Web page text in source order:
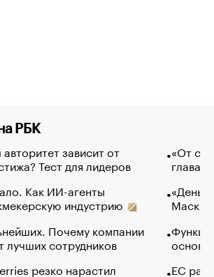
РБК
зависит от
Тест для лидеров
Как ИИ-агенты
индустрию
Почему компании
лучших сотрудников
резко нарастил
«От
глава
Маск в
основ
ЕС